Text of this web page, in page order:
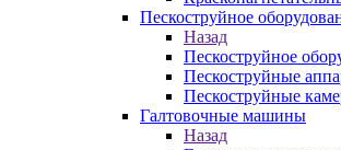
Пескоструйное
Назад
Пескоструйное
Пескоструйные
Пескоструйные
Галтовочные машины
Назад